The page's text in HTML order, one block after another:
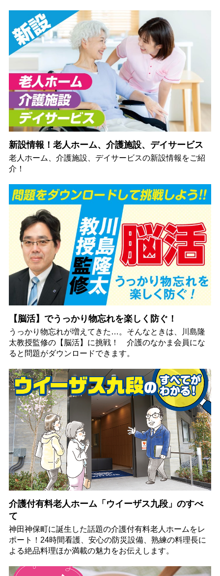
新設情報！老人ホーム、介護施設、デイサービス
老人ホーム、介護施設、デイサービスの新設情報をご紹
介！
【脳活】でうっかり物忘れを楽しく防ぐ！
うっかり物忘れが増えてきた…。そんなときは、川島隆
太教授監修の【脳活】に挑戦！ 介護のなかま会員にな
ると問題がダウンロードできます。
介護付有料老人ホーム「ウイーザス九段」のすべ
て
神田神保町に誕生した話題の介護付有料老人ホームをレ
ポート！24時間看護、安心の防災設備、熟練の料理長に
よる絶品料理ほか満載の魅力をお伝えします。